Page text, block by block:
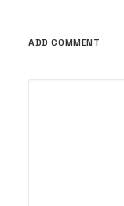
ADD COMMENT